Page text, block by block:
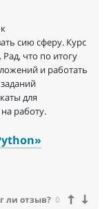
сию сферу. Курс
что по итогу
и работать
для
работу.
ли отзыв? 0